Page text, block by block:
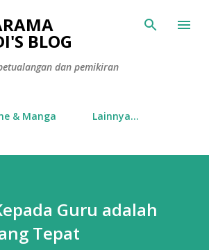
ke konten utama
BLOG
dan pemikiran
& Manga Lainnya…
Guru adalah
Tepat